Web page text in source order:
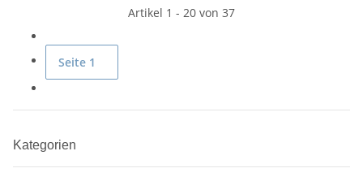
Artikel 1 - 20 von 37
Seite 1
Kategorien